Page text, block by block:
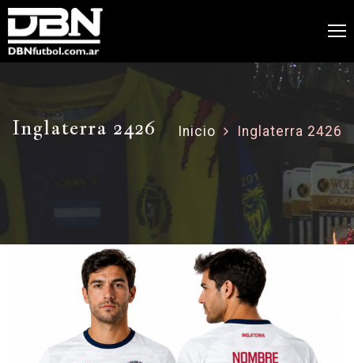
Inglaterra 2426 Inicio Inglaterra 2426